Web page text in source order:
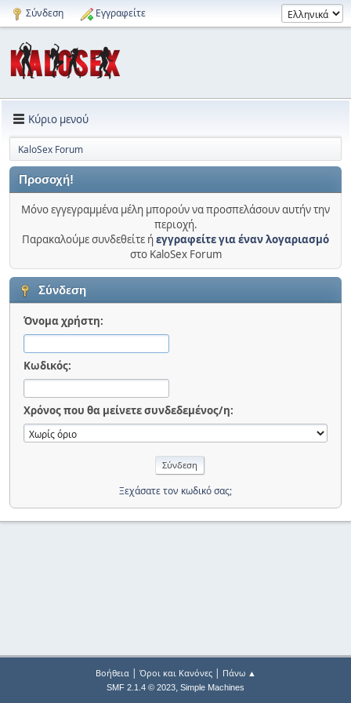
Σύνδεση Εγγραφείτε
Κύριο μενού
KaloSex Forum
Προσοχή!
Μόνο εγγεγραμμένα μέλη μπορούν να προσπελάσουν αυτήν την
περιοχή.
Παρακαλούμε συνδεθείτε ήεγγραφείτε για έναν λογαριασμό
στο KaloSex Forum
Σύνδεση
Όνομα χρήστη:
Κωδικός:
Χρόνος που θα μείνετε συνδεδεμένος/η:
Ξεχάσατε τον κωδικό σας;
Βοήθεια| Όροι και Κανόνες| Πάνω ▲
SMF 2.1.4 © 2023, Simple Machines